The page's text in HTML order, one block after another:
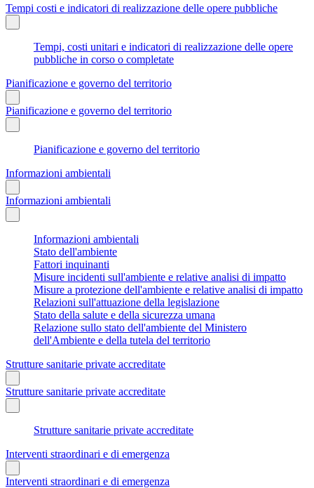
Tempi costi e indicatori di realizzazione delle opere pubbliche
Tempi, costi unitari e indicatori di realizzazione delle opere
pubbliche in corso o completate
Pianificazione e governo del territorio
Pianificazione e governo del territorio
Pianificazione e governo del territorio
Informazioni ambientali
Informazioni ambientali
Informazioni ambientali
Stato dell'ambiente
Fattori inquinanti
Misure incidenti sull'ambiente e relative analisi di impatto
Misure a protezione dell'ambiente e relative analisi di impatto
Relazioni sull'attuazione della legislazione
Stato della salute e della sicurezza umana
Relazione sullo stato dell'ambiente del Ministero
dell'Ambiente e della tutela del territorio
Strutture sanitarie private accreditate
Strutture sanitarie private accreditate
Strutture sanitarie private accreditate
Interventi straordinari e di emergenza
Interventi straordinari e di emergenza